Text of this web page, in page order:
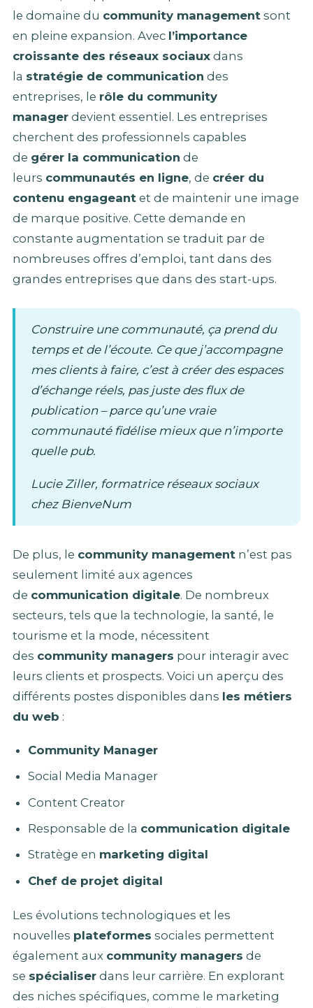
le domaine du community management sont
en pleine expansion. Avec l’importance
croissante des réseaux sociaux dans
la stratégie de communication des
entreprises, le rôle du community
manager devient essentiel. Les entreprises
cherchent des professionnels capables
de gérer la communication de
leurs communautés en ligne, de créer du
contenu engageant et de maintenir une image
de marque positive. Cette demande en
constante augmentation se traduit par de
nombreuses offres d’emploi, tant dans des
grandes entreprises que dans des start-ups.
Construire une communauté, ça prend du
temps et de l’écoute. Ce que j’accompagne
mes clients à faire, c’est à créer des espaces
d’échange réels, pas juste des flux de
publication – parce qu’une vraie
communauté fidélise mieux que n’importe
quelle pub.
Lucie Ziller, formatrice réseaux sociaux
chez BienveNum
De plus, le community management n’est pas
seulement limité aux agences
de communication digitale. De nombreux
secteurs, tels que la technologie, la santé, le
tourisme et la mode, nécessitent
des community managers pour interagir avec
leurs clients et prospects. Voici un aperçu des
différents postes disponibles dans les métiers
du web :
Community Manager
Social Media Manager
Content Creator
Responsable de la communication digitale
Stratège en marketing digital
Chef de projet digital
Les évolutions technologiques et les
nouvelles plateformes sociales permettent
également aux community managers de
se spécialiser dans leur carrière. En explorant
des niches spécifiques, comme le marketing